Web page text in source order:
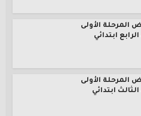
المرحلة الأولى
ابتدائي
المرحلة الأولى
ابتدائي